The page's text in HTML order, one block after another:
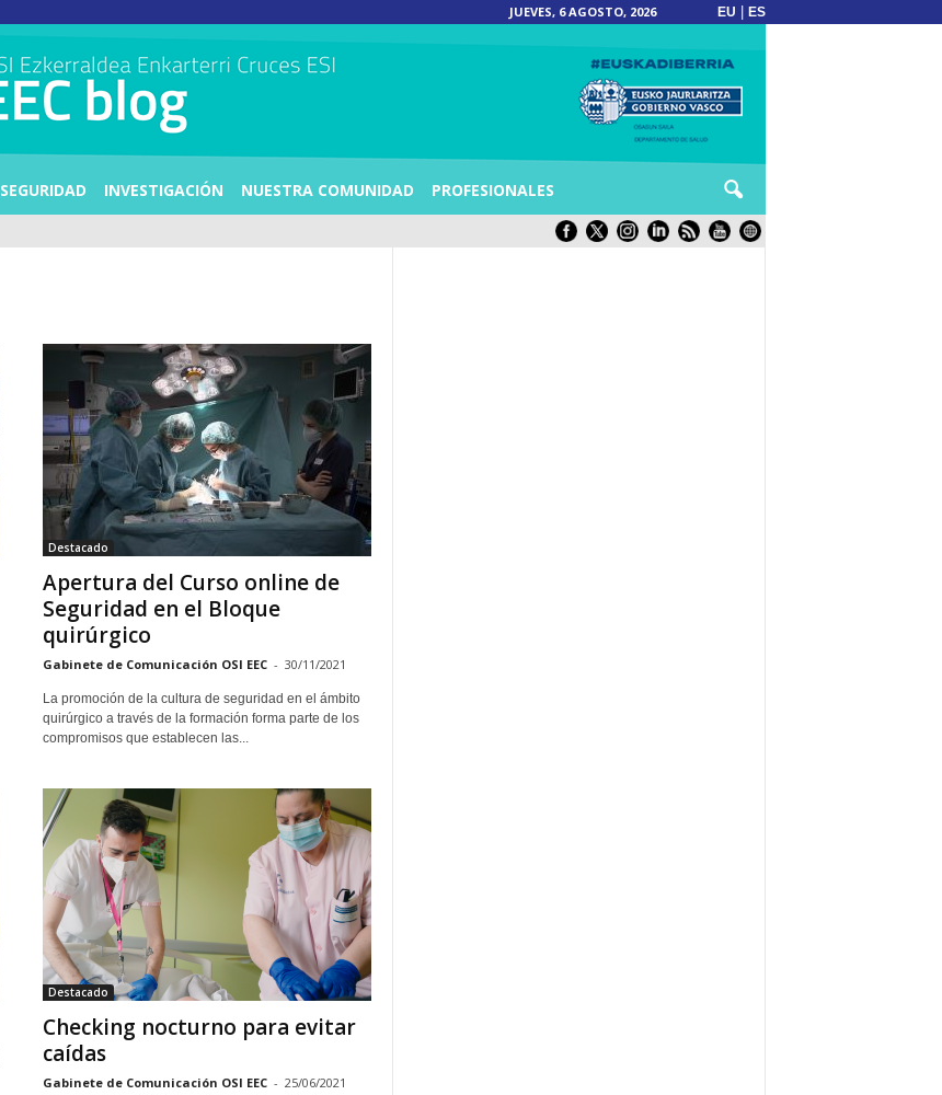
JUEVES, 6 AGOSTO, 2026 EU ES
SEGURIDAD INVESTIGACIÓN NUESTRA COMUNIDAD PROFESIONALES
Destacado
Apertura del Curso online de
Seguridad en el Bloque
quirúrgico
Gabinete de Comunicación OSI EEC - 30/11/2021
La promoción de la cultura de seguridad en el ámbito
quirúrgico a través de la formación forma parte de los
compromisos que establecen las...
Destacado
Checking nocturno para evitar
caídas
Gabinete de Comunicación OSI EEC - 25/06/2021